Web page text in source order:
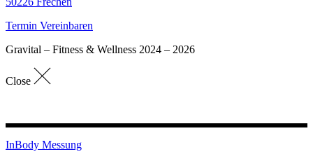
Termin Vereinbaren
Gravital – Fitness & Wellness 2024 – 2026
Close
InBody Messung